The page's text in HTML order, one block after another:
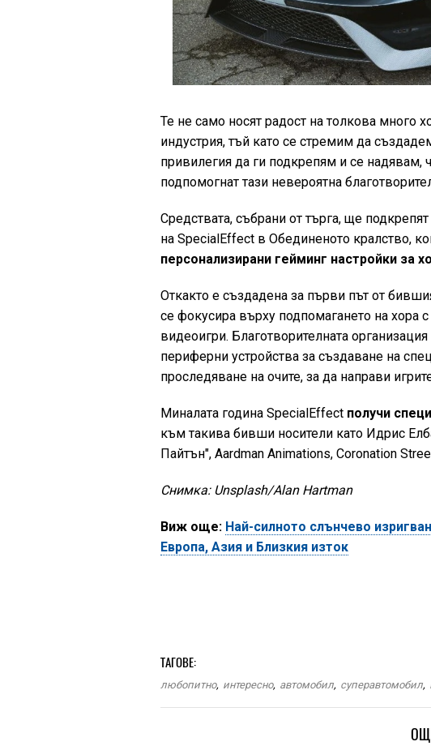
Те не само носят радост на толкова много
индустрия, тъй като се стремим да
привилегия да ги подкрепям и се надявам,
подпомогнат тази невероятна
Средствата, събрани от търга, ще
на SpecialEffect в Обединеното кралство,
персонализирани гейминг настройки за
Откакто е създадена за първи път от
се фокусира върху подпомагането на хора
видеоигри. Благотворителната
периферни устройства за създаване на
проследяване на очите, за да направи
Миналата година SpecialEffect получи
към такива бивши носители като Идрис
Пайтън", Aardman Animations, Coronation
Снимка: Unsplash/Alan Hartman
Виж още: Най-силното слънчево
Европа, Азия и Близкия изток
ТАГОВЕ:
любопитно, интересно, автомобил, суперавтомобил,